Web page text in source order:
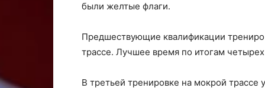
были желтые флаги.
Предшествующие квалификации
трассе. Лучшее время по итогам
В третьей тренировке на мокрой